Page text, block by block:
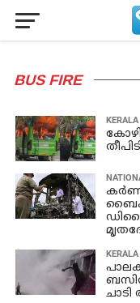
BUS FIRE
KERALA
KERALA
ചാടി